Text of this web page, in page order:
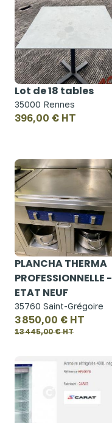
Lot de 18 tables
35000 Rennes
396,00 € HT
PLANCHA THERMA
PROFESSIONNELLE -
ETAT NEUF
35760 Saint-Grégoire
3 850,00 € HT
13 445,00 € HT